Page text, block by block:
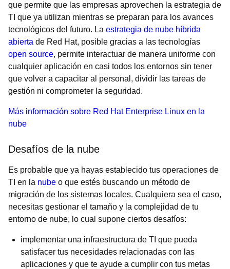
que permite que las empresas aprovechen la estrategia de
TI que ya utilizan mientras se preparan para los avances
tecnológicos del futuro. La estrategia de nube híbrida
abierta de Red Hat, posible gracias a las tecnologías
open source, permite interactuar de manera uniforme con
cualquier aplicación en casi todos los entornos sin tener
que volver a capacitar al personal, dividir las tareas de
gestión ni comprometer la seguridad.
Más información sobre Red Hat Enterprise Linux en la
nube
Desafíos de la nube
Es probable que ya hayas establecido tus operaciones de
TI en la nube o que estés buscando un método de
migración de los sistemas locales. Cualquiera sea el caso,
necesitas gestionar el tamaño y la complejidad de tu
entorno de nube, lo cual supone ciertos desafíos:
implementar una infraestructura de TI que pueda
satisfacer tus necesidades relacionadas con las
aplicaciones y que te ayude a cumplir con tus metas